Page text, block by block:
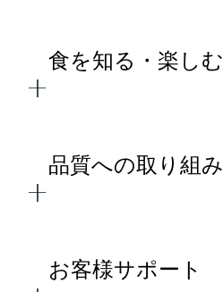
食を知る・楽しむ
品質への取り組み
お客様サポート